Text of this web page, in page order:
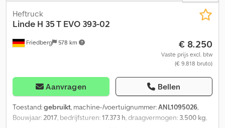
Friedberg 578 km
Heftruck
Linde H 35 T EVO 393-02
€ 8.250
Vaste prijs excl. btw
(€ 9.818 bruto)
Aanvragen Bellen
Toestand:gebruikt, machine-/voertuignummer:ANL1095026,
Bouwjaar: 2017 , bedrijfsturen:17.373 h , draagvermogen: 3.500 kg